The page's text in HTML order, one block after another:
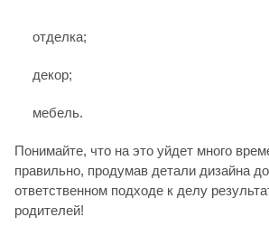
отделка;
декор;
мебель.
Понимайте, что на это уйдет много
правильно, продумав детали дизайна
ответственном подходе к делу
родителей!